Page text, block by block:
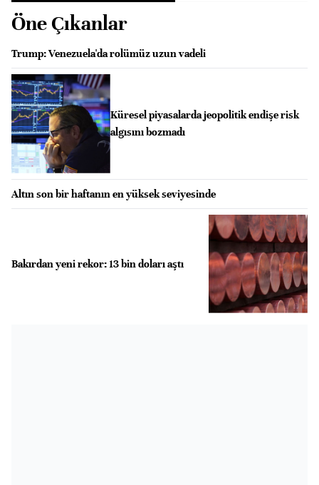
Öne Çıkanlar
Trump: Venezuela'da rolümüz uzun vadeli
Küresel piyasalarda jeopolitik endişe risk
algısını bozmadı
Altın son bir haftanın en yüksek seviyesinde
Bakırdan yeni rekor: 13 bin doları aştı